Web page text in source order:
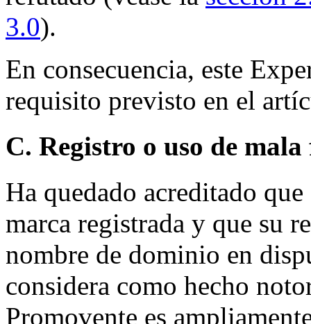
3.0).
En consecuencia, este
requisito previsto en el
C. Registro o uso de mala
Ha quedado acreditado
marca registrada y que su
nombre de dominio en
considera como hecho
Promovente es